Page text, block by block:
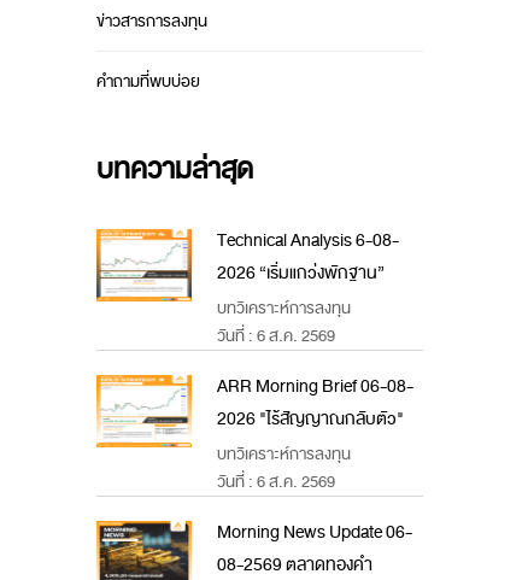
ข่าวสารการลงทุน
คำถามที่พบบ่อย
บทความล่าสุด
Technical Analysis 6-08-
2026 “เริ่มแกว่งพักฐาน”
บทวิเคราะห์การลงทุน
วันที่ : 6 ส.ค. 2569
ARR Morning Brief 06-08-
2026 "ไร้สัญญาณกลับตัว"
บทวิเคราะห์การลงทุน
วันที่ : 6 ส.ค. 2569
Morning News Update 06-
08-2569 ตลาดทองคำ